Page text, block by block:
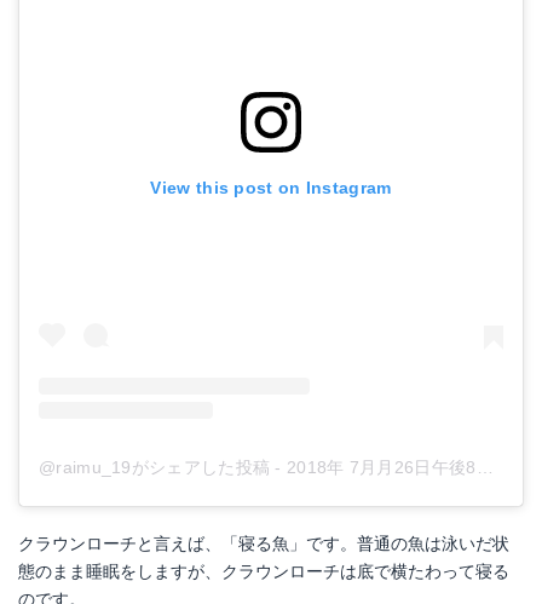
Yahoo!ショッピングで見る
楽天で詳細を見る
Yahoo!ショッピングで見る
View this post on Instagram
@raimu_19がシェアした投稿 - 2018年 7月月26日午後8時48分PDT
クラウンローチと言えば、「寝る魚」です。普通の魚は泳いだ状
態のまま睡眠をしますが、クラウンローチは底で横たわって寝る
のです。